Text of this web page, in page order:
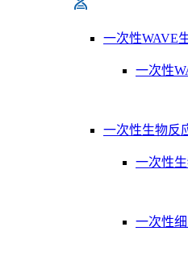
一次性WAVE
一次性
一次性生物反
一次性
一次性